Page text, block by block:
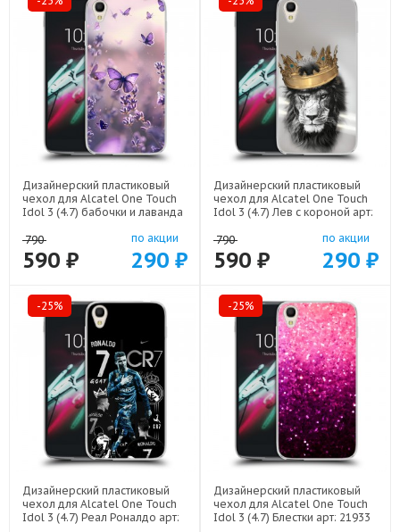
Дизайнерский пластиковый
чехол для Alcatel One Touch
Idol 3 (4.7) бабочки и лаванда
790
590 ₽
по акции
290 ₽
Дизайнерский пластиковый
чехол для Alcatel One Touch
Idol 3 (4.7) Лев с короной арт:
790
590 ₽
по акции
290 ₽
-25%
Дизайнерский пластиковый
чехол для Alcatel One Touch
Idol 3 (4.7) Реал Роналдо арт:
-25%
Дизайнерский пластиковый
чехол для Alcatel One Touch
Idol 3 (4.7) Блестки арт: 21933